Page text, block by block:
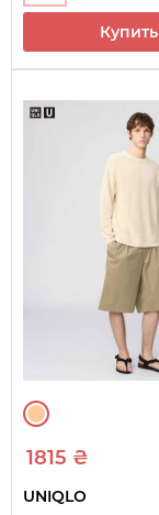
Купить
1815 ₴
UNIQLO